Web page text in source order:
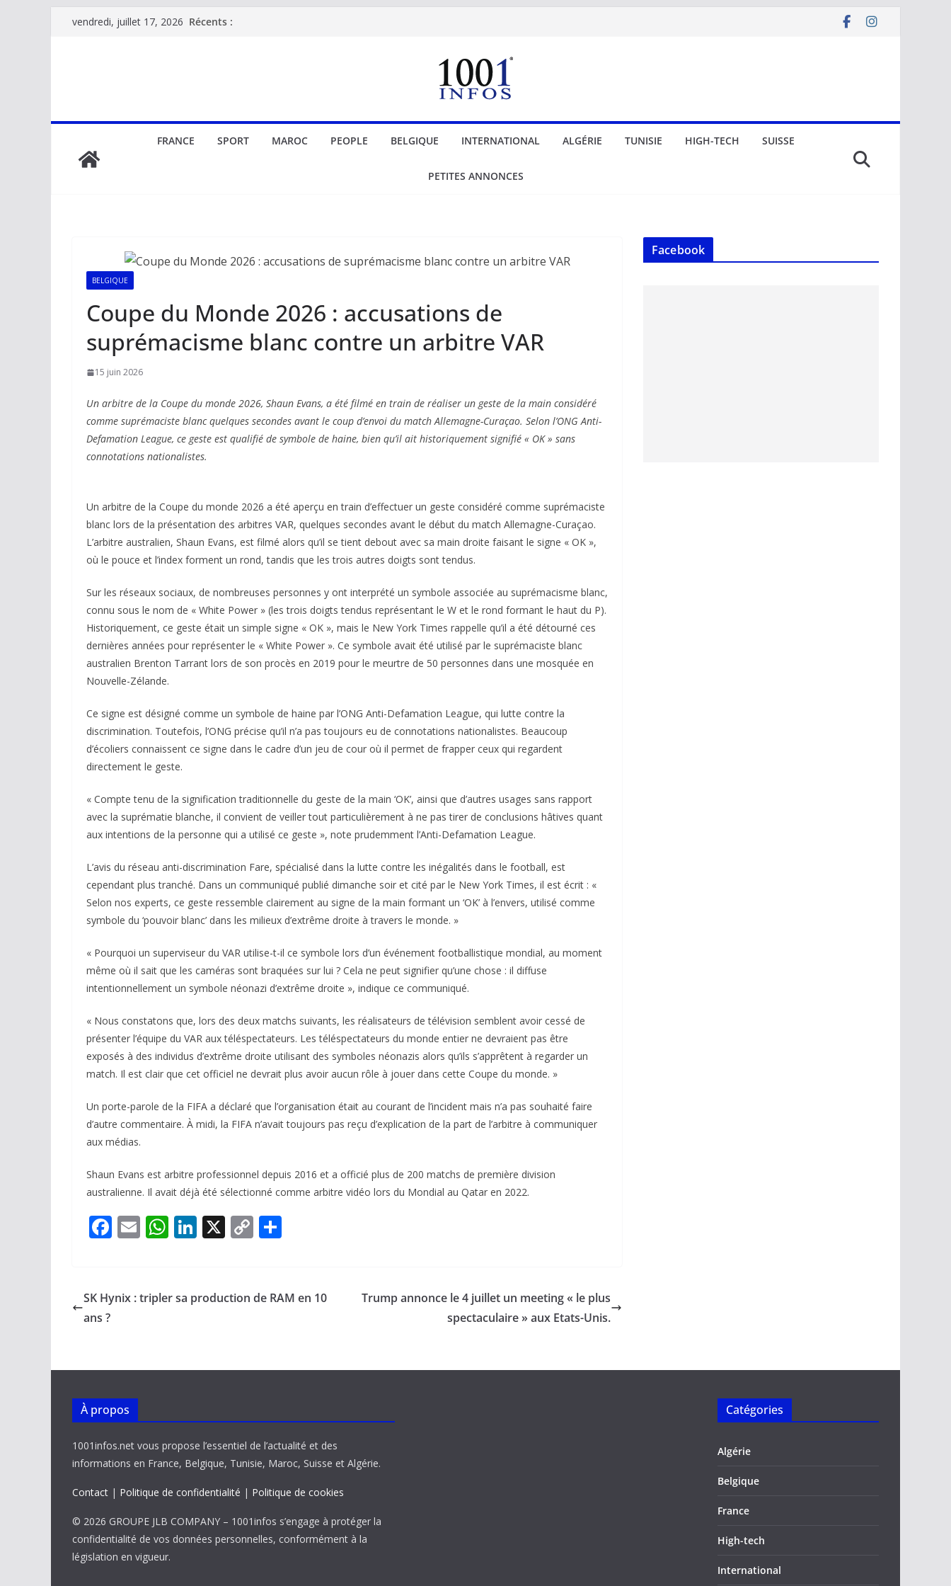
Passervendredi, juillet 17, 2026 Récents :
FRANCE SPORT MAROC PEOPLE BELGIQUE INTERNATIONAL ALGÉRIE TUNISIE HIGH-TECH SUISSE
PETITES ANNONCES
BELGIQUE
Coupe du Monde 2026 : accusations de
suprémacisme blanc contre un arbitre VAR
15 juin 2026
Un arbitre de la Coupe du monde 2026, Shaun Evans, a été filmé en train de réaliser un geste de la main considéré
comme suprémaciste blanc quelques secondes avant le coup d’envoi du match Allemagne-Curaçao. Selon l’ONG Anti-
Defamation League, ce geste est qualifié de symbole de haine, bien qu’il ait historiquement signifié « OK » sans
connotations nationalistes.
Un arbitre de la Coupe du monde 2026 a été aperçu en train d’effectuer un geste considéré comme suprémaciste
blanc lors de la présentation des arbitres VAR, quelques secondes avant le début du match Allemagne-Curaçao.
L’arbitre australien, Shaun Evans, est filmé alors qu’il se tient debout avec sa main droite faisant le signe « OK »,
où le pouce et l’index forment un rond, tandis que les trois autres doigts sont tendus.
Sur les réseaux sociaux, de nombreuses personnes y ont interprété un symbole associée au suprémacisme blanc,
connu sous le nom de « White Power » (les trois doigts tendus représentant le W et le rond formant le haut du P).
Historiquement, ce geste était un simple signe « OK », mais le New York Times rappelle qu’il a été détourné ces
dernières années pour représenter le « White Power ». Ce symbole avait été utilisé par le suprémaciste blanc
australien Brenton Tarrant lors de son procès en 2019 pour le meurtre de 50 personnes dans une mosquée en
Nouvelle-Zélande.
Ce signe est désigné comme un symbole de haine par l’ONG Anti-Defamation League, qui lutte contre la
discrimination. Toutefois, l’ONG précise qu’il n’a pas toujours eu de connotations nationalistes. Beaucoup
d’écoliers connaissent ce signe dans le cadre d’un jeu de cour où il permet de frapper ceux qui regardent
directement le geste.
« Compte tenu de la signification traditionnelle du geste de la main ‘OK’, ainsi que d’autres usages sans rapport
avec la suprématie blanche, il convient de veiller tout particulièrement à ne pas tirer de conclusions hâtives quant
aux intentions de la personne qui a utilisé ce geste », note prudemment l’Anti-Defamation League.
L’avis du réseau anti-discrimination Fare, spécialisé dans la lutte contre les inégalités dans le football, est
cependant plus tranché. Dans un communiqué publié dimanche soir et cité par le New York Times, il est écrit : «
Selon nos experts, ce geste ressemble clairement au signe de la main formant un ‘OK’ à l’envers, utilisé comme
symbole du ‘pouvoir blanc’ dans les milieux d’extrême droite à travers le monde. »
« Pourquoi un superviseur du VAR utilise-t-il ce symbole lors d’un événement footballistique mondial, au moment
même où il sait que les caméras sont braquées sur lui ? Cela ne peut signifier qu’une chose : il diffuse
intentionnellement un symbole néonazi d’extrême droite », indique ce communiqué.
« Nous constatons que, lors des deux matchs suivants, les réalisateurs de télévision semblent avoir cessé de
présenter l’équipe du VAR aux téléspectateurs. Les téléspectateurs du monde entier ne devraient pas être
exposés à des individus d’extrême droite utilisant des symboles néonazis alors qu’ils s’apprêtent à regarder un
match. Il est clair que cet officiel ne devrait plus avoir aucun rôle à jouer dans cette Coupe du monde. »
Un porte-parole de la FIFA a déclaré que l’organisation était au courant de l’incident mais n’a pas souhaité faire
d’autre commentaire. À midi, la FIFA n’avait toujours pas reçu d’explication de la part de l’arbitre à communiquer
aux médias.
Shaun Evans est arbitre professionnel depuis 2016 et a officié plus de 200 matchs de première division
australienne. Il avait déjà été sélectionné comme arbitre vidéo lors du Mondial au Qatar en 2022.
F
b
k
E
l
W
s
p
Li
e
X C
y
k
g
SK Hynix : tripler sa production de RAM en 10
ans ?
Trump annonce le 4 juillet un meeting « le plus
spectaculaire » aux Etats-Unis.
Facebook
À propos
1001infos.net vous propose l’essentiel de l’actualité et des
informations en France, Belgique, Tunisie, Maroc, Suisse et Algérie.
Contact | Politique de confidentialité | Politique de cookies
© 2026 GROUPE JLB COMPANY – 1001infos s’engage à protéger la
confidentialité de vos données personnelles, conformément à la
législation en vigueur.
Catégories
Algérie
Belgique
France
High-tech
International